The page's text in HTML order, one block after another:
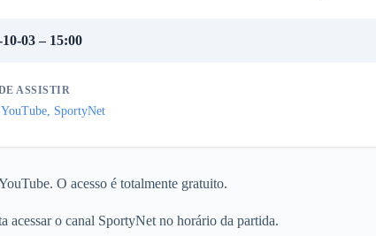
03 – 15:00
ASSISTIR
SportyNet
O acesso é totalmente gratuito.
acessar o canal SportyNet no horário da partida.